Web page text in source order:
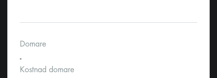
Domare
-
Kostnad domare